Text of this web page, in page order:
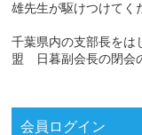
雄先生が駆けつけてく
千葉県内の支部長をは
盟 日暮副会長の閉会
会員ログイン